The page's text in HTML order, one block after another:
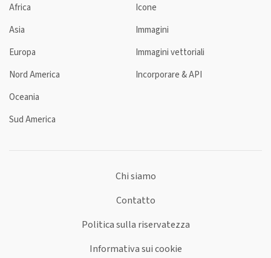
Africa
Asia
Europa
Nord America
Oceania
Sud America
Icone
Immagini
Immagini vettoriali
Incorporare & API
Chi siamo
Contatto
Politica sulla riservatezza
Informativa sui cookie